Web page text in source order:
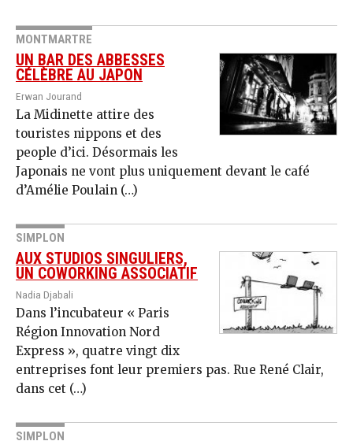
MONTMARTRE
UN BAR DES ABBESSES
CÉLÈBRE AU JAPON
Erwan Jourand
La Midinette attire des
touristes nippons et des
people d’ici. Désormais les
Japonais ne vont plus uniquement devant le café
d’Amélie Poulain (…)
SIMPLON
AUX STUDIOS SINGULIERS,
UN COWORKING ASSOCIATIF
Nadia Djabali
Dans l’incubateur « Paris
Région Innovation Nord
Express », quatre vingt dix
entreprises font leur premiers pas. Rue René Clair,
dans cet (…)
SIMPLON